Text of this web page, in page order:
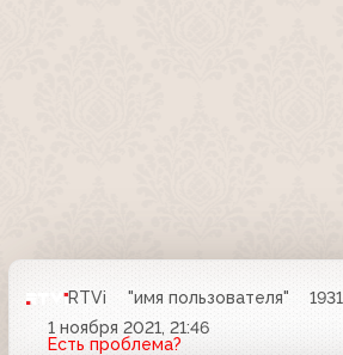
RTVi "имя пользователя"
1931
1 ноября 2021, 21:46
Есть проблема?